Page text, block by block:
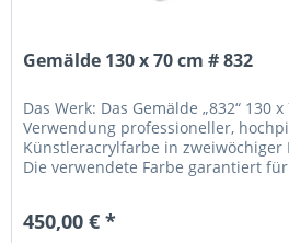
Gemälde 130 x 70 cm # 832
Das Werk: Das Gemälde „832“ 130
Verwendung professioneller,
Künstleracrylfarbe in
Die verwendete Farbe garantiert
450,00 € *